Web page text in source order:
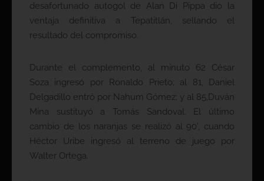
desafortunado autogol de Alan Di Pippa dio la
ventaja definitiva a Tepatitlán, sellando el
resultado del compromiso.
Durante el complemento, al minuto 62 César
Soza ingresó por Ronaldo Prieto; al 81, Daniel
Delgadillo entró por Nahum Gómez; y al 85,Duván
Mina sustituyó a Tomás Sandoval. El último
cambio de los naranjas se realizó al 90’, cuando
Héctor Uribe ingresó al terreno de juego por
Walter Ortega.